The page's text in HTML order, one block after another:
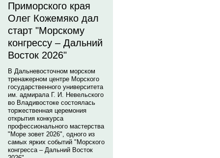
Приморского края
Олег Кожемяко дал
старт "Морскому
конгрессу – Дальний
Восток 2026"
В Дальневосточном морском
тренажерном центре Морского
государственного университета
им. адмирала Г. И. Невельского
во Владивостоке состоялась
торжественная церемония
открытия конкурса
профессионального мастерства
"Море зовет 2026", одного из
самых ярких событий "Морского
конгресса – Дальний Восток